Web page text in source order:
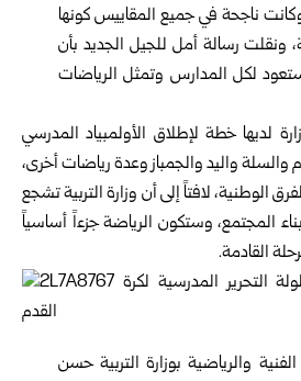
ناجحة في جميع المقاييس كونها
رسالة أمل للجيل الجديد بأن
لكل المدارس وتمثل الرياضات
لديها خطة لإطلاق الأولمبياد المدرسي
واليد والجمباز وعدة رياضات أخرى،
الوطنية، لافتاً إلى أن وزارة التربية تشجع
المجتمع، وستكون الرياضة جزءاً أساسياً
القادمة.
والرياضية بوزارة التربية حسن